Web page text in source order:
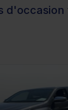
d'occasion